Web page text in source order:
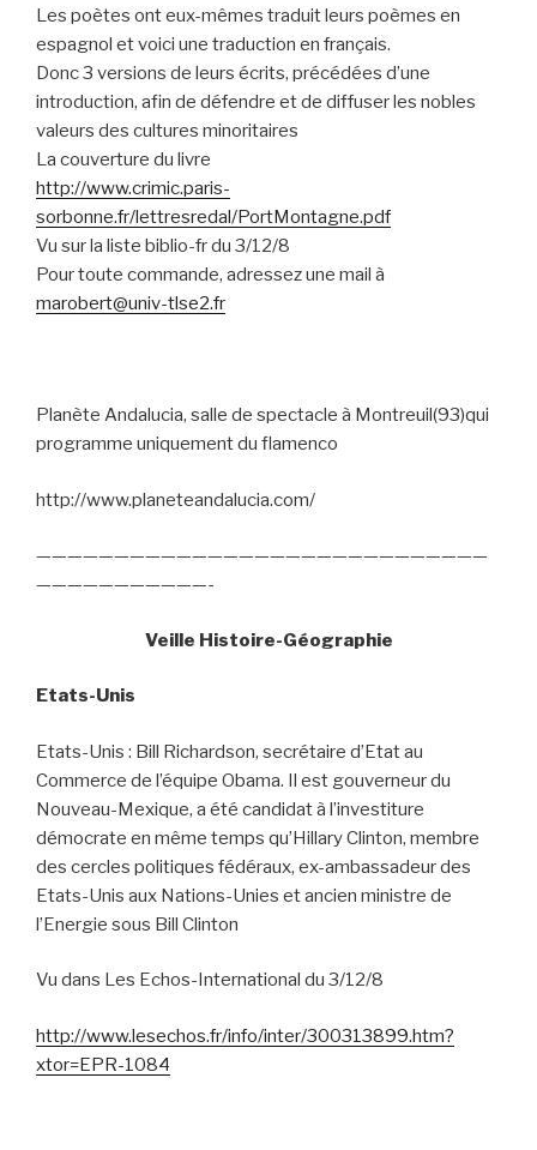
Les poètes ont eux-mêmes traduit leurs poèmes en
espagnol et voici une traduction en français.
Donc 3 versions de leurs écrits, précédées d’une
introduction, afin de défendre et de diffuser les nobles
valeurs des cultures minoritaires
La couverture du livre
http://www.crimic.paris-
sorbonne.fr/lettresredal/PortMontagne.pdf
Vu sur la liste biblio-fr du 3/12/8
Pour toute commande, adressez une mail à
marobert@univ-tlse2.fr
Planète Andalucia, salle de spectacle à Montreuil(93)qui
programme uniquement du flamenco
http://www.planeteandalucia.com/
—————————————————————————————
———————————-
Veille Histoire-Géographie
Etats-Unis
Etats-Unis : Bill Richardson, secrétaire d’Etat au
Commerce de l’équipe Obama. Il est gouverneur du
Nouveau-Mexique, a été candidat à l’investiture
démocrate en même temps qu’Hillary Clinton, membre
des cercles politiques fédéraux, ex-ambassadeur des
Etats-Unis aux Nations-Unies et ancien ministre de
l’Energie sous Bill Clinton
Vu dans Les Echos-International du 3/12/8
http://www.lesechos.fr/info/inter/300313899.htm?
xtor=EPR-1084